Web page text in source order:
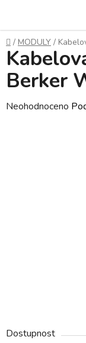
obsah
Domů
/ MODULY /
Dostupnost
Berker
Průměrné
Neohodnoceno